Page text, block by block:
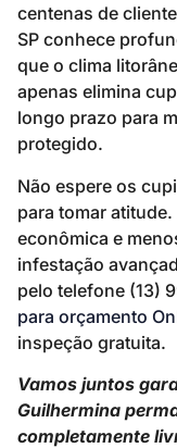
centenas de
SP conhece
que o clima
apenas elimina
longo prazo para
protegido.
Não espere os
para tomar
econômica e
infestação
pelo telefone (13)
para orçamento
inspeção gratuita.
Vamos juntos
Guilhermina
completamente